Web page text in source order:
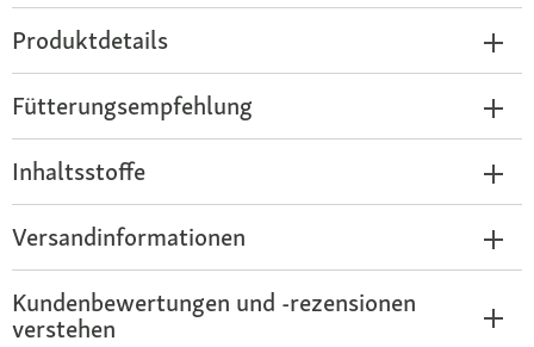
Produktdetails
Fütterungsempfehlung
Inhaltsstoffe
Versandinformationen
Kundenbewertungen und -rezensionen
verstehen